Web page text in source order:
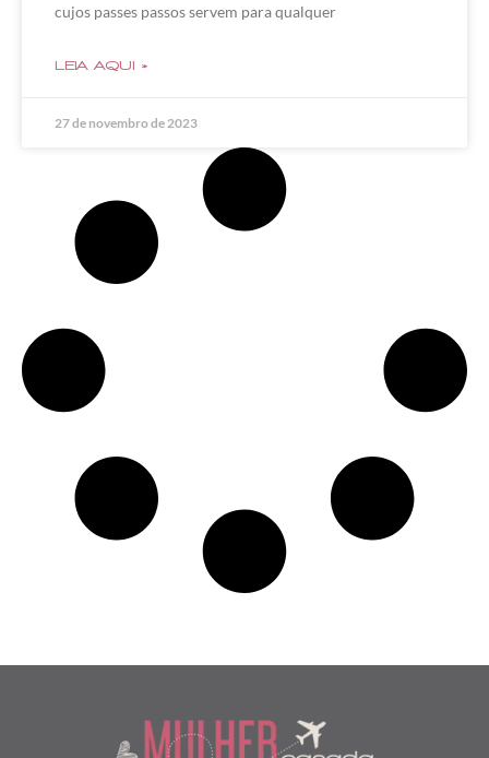
cujos passes passos servem para qualquer
LEIA AQUI »
27 de novembro de 2023